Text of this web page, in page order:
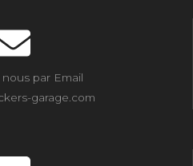
par Email
garage.com